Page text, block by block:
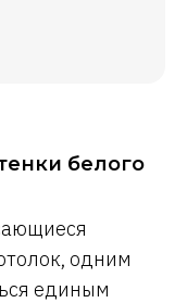
белого
одним
единым